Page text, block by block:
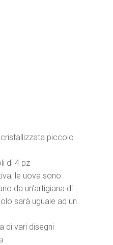
piccolo
di 4 pz
le uova sono
da un’artigiana di
sarà uguale ad un
di vari disegni